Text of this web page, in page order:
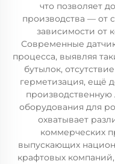
что позволяет
производства — от
зависимости от
Современные
процесса, выявляя
бутылок,
герметизация, ещё
оборудования для
охватывает
коммерческих
выпускающих
крафтовых